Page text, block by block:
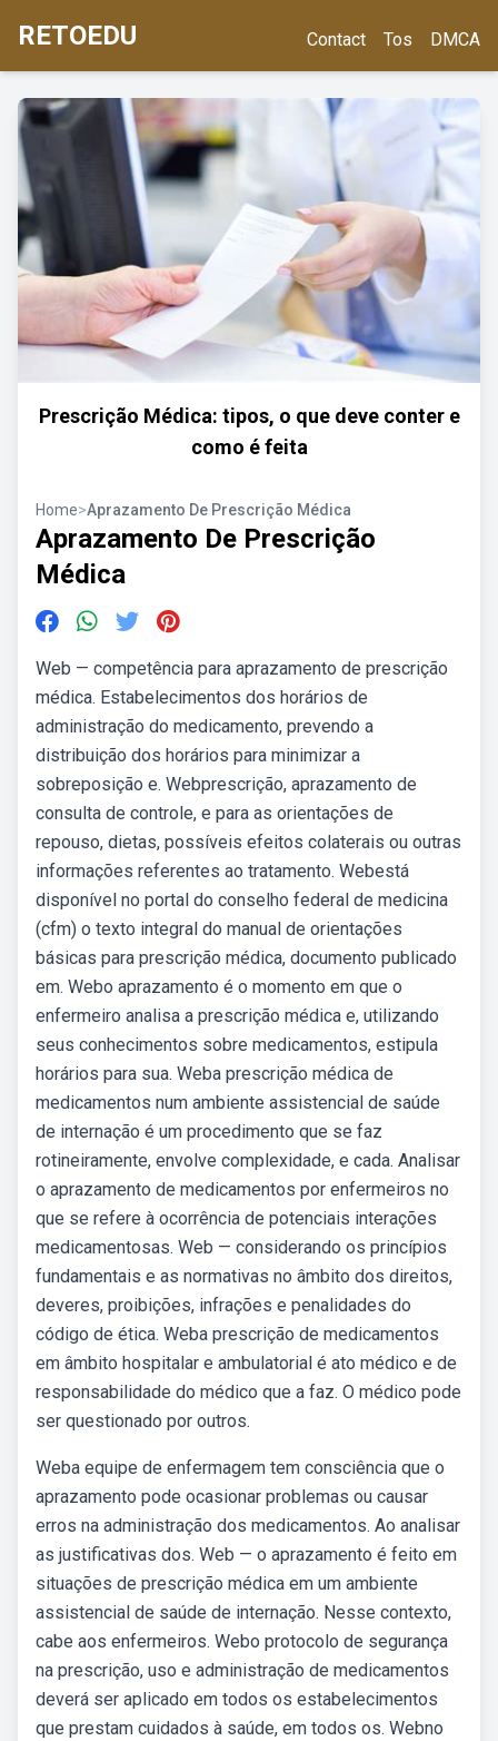
RETOEDU Contact Tos DMCA
Prescrição Médica: tipos, o que deve conter e
como é feita
Home>Aprazamento De Prescrição Médica
Aprazamento De Prescrição
Médica
Web — competência para aprazamento de prescrição
médica. Estabelecimentos dos horários de
administração do medicamento, prevendo a
distribuição dos horários para minimizar a
sobreposição e. Webprescrição, aprazamento de
consulta de controle, e para as orientações de
repouso, dietas, possíveis efeitos colaterais ou outras
informações referentes ao tratamento. Webestá
disponível no portal do conselho federal de medicina
(cfm) o texto integral do manual de orientações
básicas para prescrição médica, documento publicado
em. Webo aprazamento é o momento em que o
enfermeiro analisa a prescrição médica e, utilizando
seus conhecimentos sobre medicamentos, estipula
horários para sua. Weba prescrição médica de
medicamentos num ambiente assistencial de saúde
de internação é um procedimento que se faz
rotineiramente, envolve complexidade, e cada. Analisar
o aprazamento de medicamentos por enfermeiros no
que se refere à ocorrência de potenciais interações
medicamentosas. Web — considerando os princípios
fundamentais e as normativas no âmbito dos direitos,
deveres, proibições, infrações e penalidades do
código de ética. Weba prescrição de medicamentos
em âmbito hospitalar e ambulatorial é ato médico e de
responsabilidade do médico que a faz. O médico pode
ser questionado por outros.
Weba equipe de enfermagem tem consciência que o
aprazamento pode ocasionar problemas ou causar
erros na administração dos medicamentos. Ao analisar
as justificativas dos. Web — o aprazamento é feito em
situações de prescrição médica em um ambiente
assistencial de saúde de internação. Nesse contexto,
cabe aos enfermeiros. Webo protocolo de segurança
na prescrição, uso e administração de medicamentos
deverá ser aplicado em todos os estabelecimentos
que prestam cuidados à saúde, em todos os. Webno